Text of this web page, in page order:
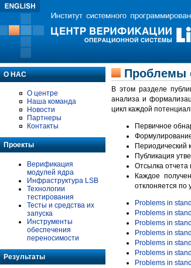
О НАС
О центре
Наша команда
Новости
Партнеры
Контакты
Проекты
Верификация
модулей ядра
Инфраструктура LSB
Технологии
тестирования
Тесты и средства их
запуска
Инструменты
обеспечения
переносимости
Результаты
Проблемы
В этом разделе
анализа и
цикл каждой
Первичное
Периодический
Публикация
Отсылка отчета
Каждое
отклоняется по
Problems in
Problems in
Problems in
Problems in
Problems in
Problems in
Problems in